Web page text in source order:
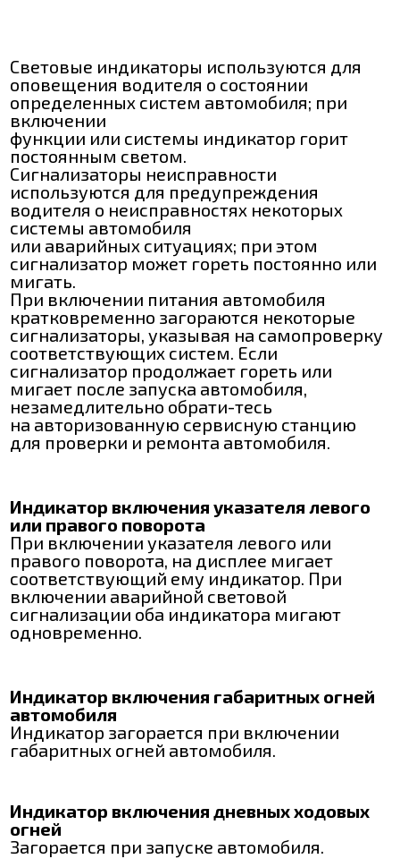
Световые индикаторы используются для
оповещения водителя о состоянии
определенных систем автомобиля; при
включении
функции или системы индикатор горит
постоянным светом.
Сигнализаторы неисправности
используются для предупреждения
водителя о неисправностях некоторых
системы автомобиля
или аварийных ситуациях; при этом
сигнализатор может гореть постоянно или
мигать.
При включении питания автомобиля
кратковременно загораются некоторые
сигнализаторы, указывая на самопроверку
соответствующих систем. Если
сигнализатор продолжает гореть или
мигает после запуска автомобиля,
незамедлительно обрати-тесь
на авторизованную сервисную станцию
для проверки и ремонта автомобиля.
Индикатор включения указателя левого
или правого поворота
При включении указателя левого или
правого поворота, на дисплее мигает
соответствующий ему индикатор. При
включении аварийной световой
сигнализации оба индикатора мигают
одновременно.
Индикатор включения габаритных огней
автомобиля
Индикатор загорается при включении
габаритных огней автомобиля.
Индикатор включения дневных ходовых
огней
Загорается при запуске автомобиля.